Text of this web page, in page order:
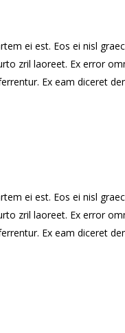
ei est. Eos ei nisl
zril laoreet. Ex error
Ex eam diceret
ei est. Eos ei nisl
zril laoreet. Ex error
Ex eam diceret